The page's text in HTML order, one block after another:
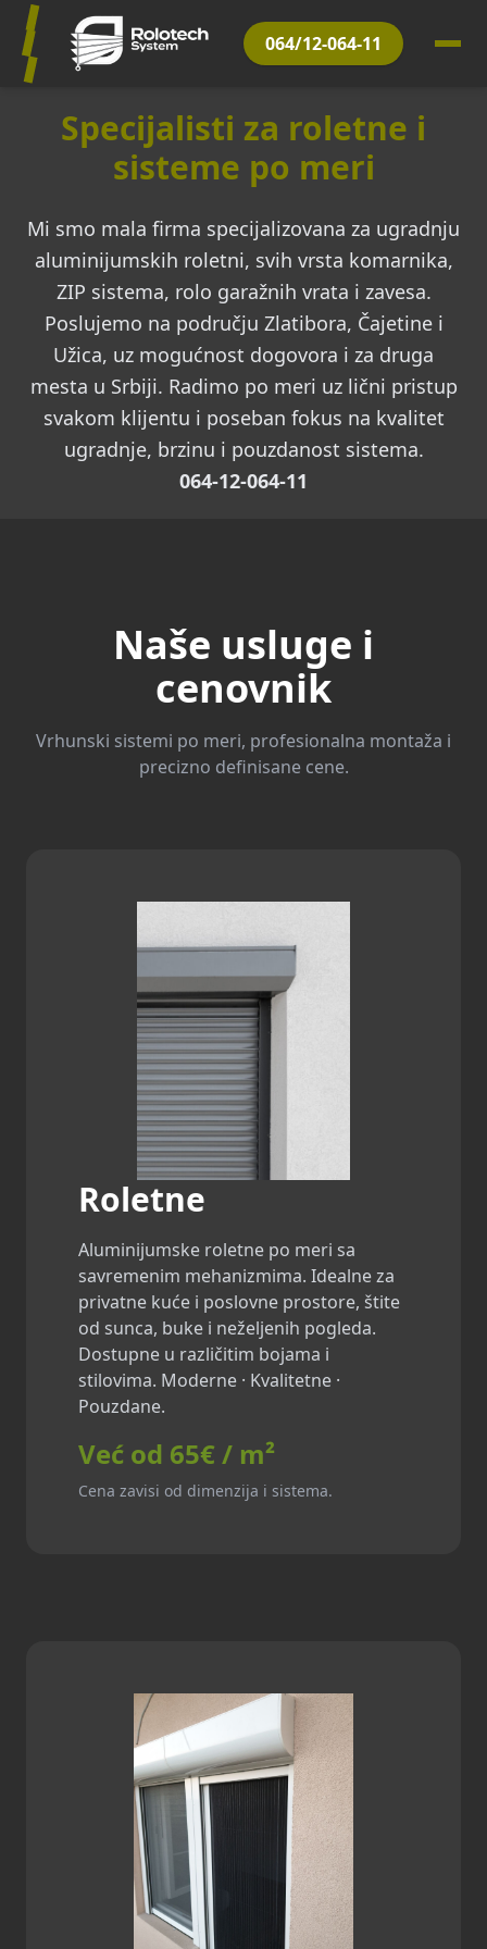
064/12-064-11
Specijalisti za roletne i
sisteme po meri
Mi smo mala firma specijalizovana za ugradnju
aluminijumskih roletni, svih vrsta komarnika,
ZIP sistema, rolo garažnih vrata i zavesa.
Poslujemo na području Zlatibora, Čajetine i
Užica, uz mogućnost dogovora i za druga
mesta u Srbiji. Radimo po meri uz lični pristup
svakom klijentu i poseban fokus na kvalitet
ugradnje, brzinu i pouzdanost sistema.
064-12-064-11
Naše usluge i
cenovnik
Vrhunski sistemi po meri, profesionalna montaža i
precizno definisane cene.
Roletne
Aluminijumske roletne po meri sa
savremenim mehanizmima. Idealne za
privatne kuće i poslovne prostore, štite
od sunca, buke i neželjenih pogleda.
Dostupne u različitim bojama i
stilovima. Moderne · Kvalitetne ·
Pouzdane.
Već od 65€ / m²
Cena zavisi od dimenzija i sistema.